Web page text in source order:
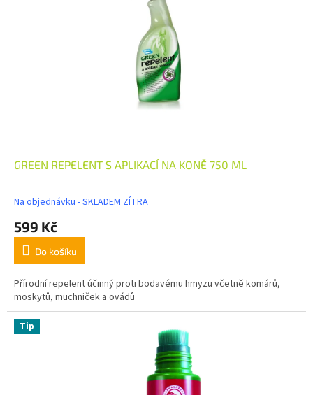
GREEN REPELENT S APLIKACÍ NA KONĚ 750 ML
Na objednávku - SKLADEM ZÍTRA
599 Kč
Do košíku
Přírodní repelent účinný proti bodavému hmyzu včetně komárů,
moskytů, muchniček a ovádů
Tip